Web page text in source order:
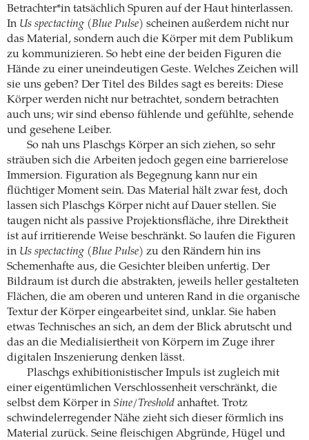
Betrachter*in tatsächlich Spuren auf der Haut hinterlassen.
In Us spectacting (Blue Pulse) scheinen außerdem nicht nur
das Material, sondern auch die Körper mit dem Publikum
zu kommunizieren. So hebt eine der beiden Figuren die
Hände zu einer uneindeutigen Geste. Welches Zeichen will
sie uns geben? Der Titel des Bildes sagt es bereits: Diese
Körper werden nicht nur betrachtet, sondern betrachten
auch uns; wir sind ebenso fühlende und gefühlte, sehende
und gesehene Leiber.
So nah uns Plaschgs Körper an sich ziehen, so sehr
sträuben sich die Arbeiten jedoch gegen eine barrierelose
Immersion. Figuration als Begegnung kann nur ein
flüchtiger Moment sein. Das Material hält zwar fest, doch
lassen sich Plaschgs Körper nicht auf Dauer stellen. Sie
taugen nicht als passive Projektionsfläche, ihre Direktheit
ist auf irritierende Weise beschränkt. So laufen die Figuren
in Us spectacting (Blue Pulse) zu den Rändern hin ins
Schemenhafte aus, die Gesichter bleiben unfertig. Der
Bildraum ist durch die abstrakten, jeweils heller gestalteten
Flächen, die am oberen und unteren Rand in die organische
Textur der Körper eingearbeitet sind, unklar. Sie haben
etwas Technisches an sich, an dem der Blick abrutscht und
das an die Medialisiertheit von Körpern im Zuge ihrer
digitalen Inszenierung denken lässt.
Plaschgs exhibitionistischer Impuls ist zugleich mit
einer eigentümlichen Verschlossenheit verschränkt, die
selbst dem Körper in Sine/Treshold anhaftet. Trotz
schwindelerregender Nähe zieht sich dieser förmlich ins
Material zurück. Seine fleischigen Abgründe, Hügel und